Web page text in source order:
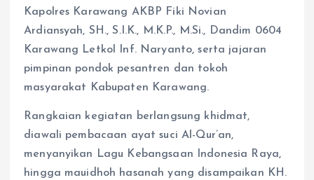
Kapolres Karawang AKBP Fiki Novian
Ardiansyah, SH., S.I.K., M.K.P., M.Si., Dandim 0604
Karawang Letkol Inf. Naryanto, serta jajaran
pimpinan pondok pesantren dan tokoh
masyarakat Kabupaten Karawang.
Rangkaian kegiatan berlangsung khidmat,
diawali pembacaan ayat suci Al-Qur’an,
menyanyikan Lagu Kebangsaan Indonesia Raya,
hingga mauidhoh hasanah yang disampaikan KH.